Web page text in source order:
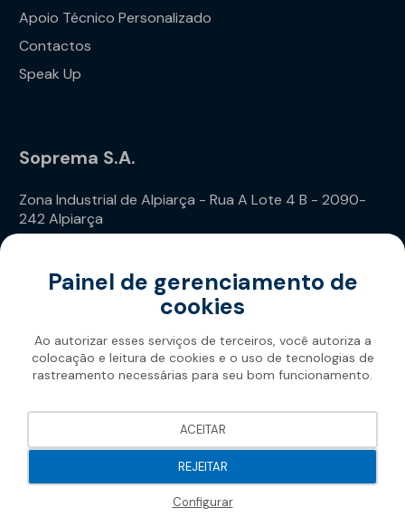
Apoio Técnico Personalizado
Contactos
Speak Up
Soprema S.A.
Zona Industrial de Alpiarça - Rua A Lote 4 B - 2090-
242 Alpiarça
Soprema 2026
Painel de gerenciamento de
cookies
Ao autorizar esses serviços de terceiros, você autoriza a
colocação e leitura de cookies e o uso de tecnologias de
rastreamento necessárias para seu bom funcionamento.
REJEITAR
Configurar
ACEITAR